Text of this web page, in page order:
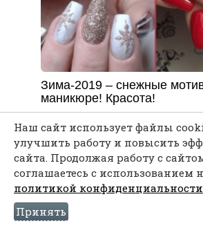
Зима-2019 – снежные
маникюре! Красота!
Наш сайт использует файлы
улучшить работу и повысить
сайта. Продолжая работу с
соглашаетесь с использованием
политикой конфиденциальности
Принять